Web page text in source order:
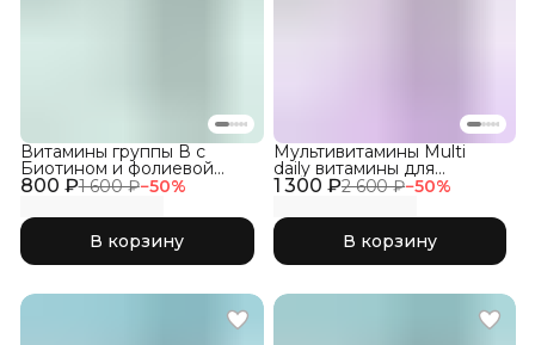
800 ₽1 600 ₽−50%
Витамины группы В с
Биотином и фолиевой
кислотой, 60 капс
В корзину
1 300 ₽2 600 ₽−50%
Мультивитамины Multi
daily витамины для
женщин, 150 капсул
В корзину